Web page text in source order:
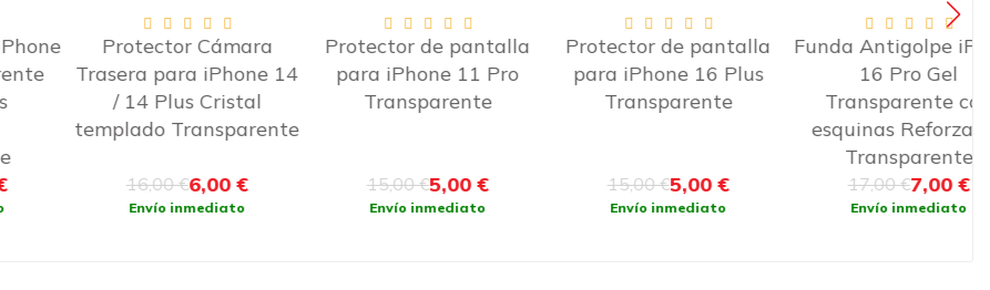
Protector Cámara
Trasera para iPhone 14
/ 14 Plus Cristal
templado Transparente
6,00 €
Envío inmediato
Protector de pantalla
para iPhone 11 Pro
Transparente
5,00 €
Envío inmediato
Protector de pantalla
para iPhone 16 Plus
Transparente
5,00 €
Envío inmediato
Funda Antigolpe iPhone
16 Pro Gel
Transparente con
esquinas Reforzadas
Transparente
7,00 €
Envío inmediato